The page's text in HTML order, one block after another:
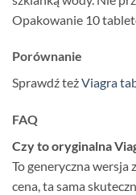
Opakowanie 10
Porównanie
Sprawdź teżViagra
FAQ
Czy to oryginalna
To generyczna wersja
cena, ta sama